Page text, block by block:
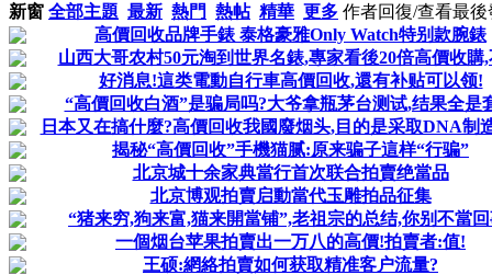
新窗 全部主題 最新 熱門 熱帖 精華 更多 作者回復/查看最後
高價回收品牌手錶 泰格豪雅Only Watch特别款腕錶
山西大哥农村50元淘到世界名錶,專家看後20倍高價收購
好消息!這类電動自行車高價回收,還有补贴可以领!
“高價回收白酒”是骗局吗?大爷拿瓶茅台测试,结果全是
日本又在搞什麼?高價回收我國廢烟头,目的是采取DNA制
揭秘“高價回收”手機猫腻:原来骗子這样“行骗”
北京城十余家典當行首次联合拍賣绝當品
北京博观拍賣启動當代玉雕拍品征集
“猪来穷,狗来富,猫来開當铺”,老祖宗的总结,你别不當
一個烟台苹果拍賣出一万八的高價!拍賣者:值!
王硕:網絡拍賣如何获取精准客户流量?